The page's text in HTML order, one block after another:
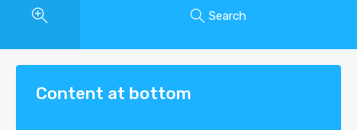
Search
Content at bottom